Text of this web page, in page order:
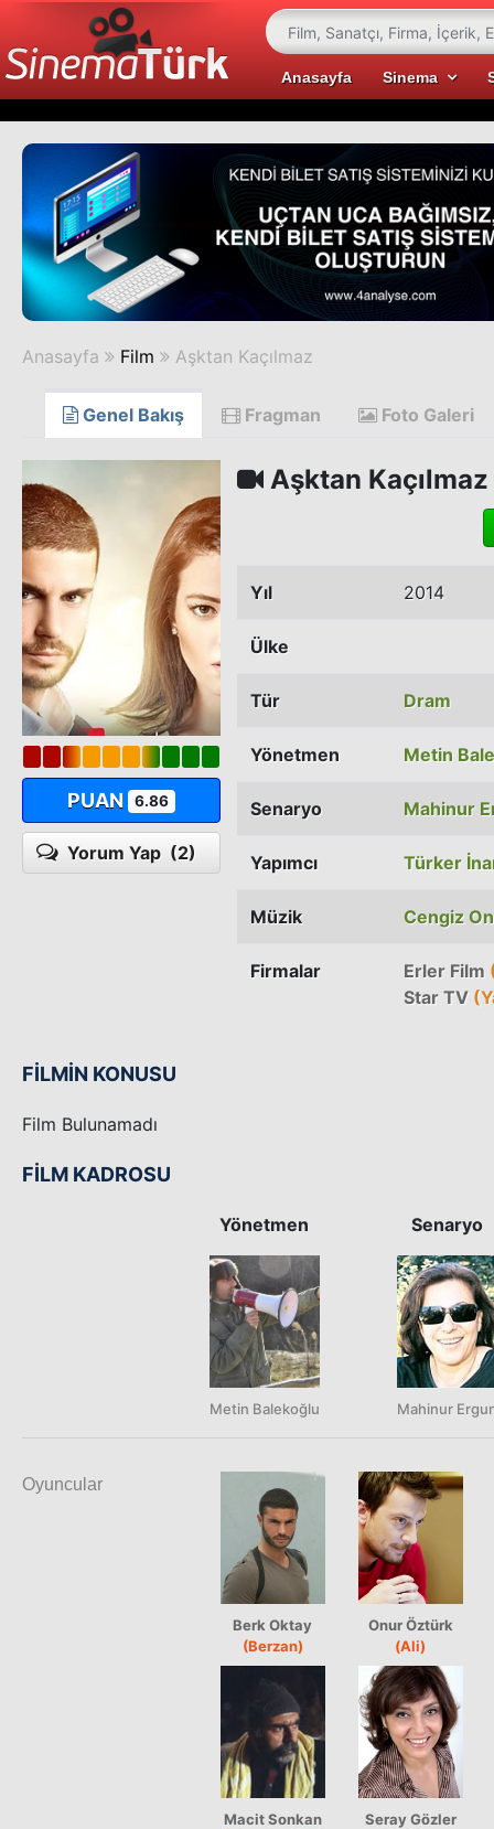
Anasayfa Sinema
Anasayfa Film Aşktan Kaçılmaz
Genel Bakış Fragman Foto Galeri
PUAN 6.86
Yorum Yap (2)
Aşktan Kaçılmaz
Yıl 2014
Ülke
Tür Dram
Yönetmen Metin
Senaryo Mahinur
Yapımcı Türker
Müzik Cengiz
Firmalar Erler Film
Star TV
FİLMİN KONUSU
Film Bulunamadı
FİLM KADROSU
Yönetmen
Metin Balekoğlu
Senaryo
Mahinur
Oyuncular
Berk Oktay
(Berzan)
Onur Öztürk
(Ali)
Macit Sonkan
Seray Gözler